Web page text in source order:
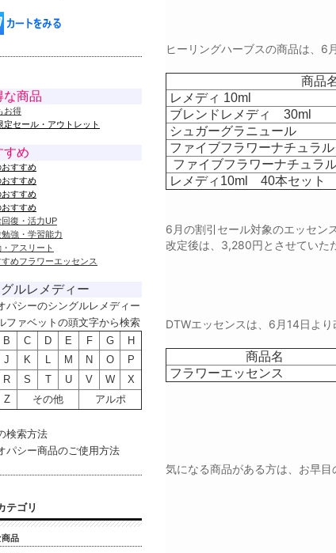
ヒーリングハーブスの商品は、6
商品
レメディ 10ml
ブレンドレメディ 30ml
シュガーグラニュール
ファイブフラワーナチュラ
ファイブフラワーナチュラ
レメディ10ml 40本セット
6月の割引セール対象のエッセン
改定後は、3,280円とさせていた
DTWエッセンスは、6月14日より
商品名
フラワーエッセンス
気になる商品がある方は、お早目
な商品
お得
定セール・アウトレット
すめ
おすすめ
おすすめ
おすすめ
おすすめ
復・活力UP
強・学習能力
アスリート
すめフラワーエッセンス
ルレメディー
パシーのシングルレメディー
ファベットの頭文字から検索
B C D E F G
H
J K L M N O
P
R S T U V W
X
Z その他 アルポ
検索方法
パシー商品のご使用方法
テゴリ
商品